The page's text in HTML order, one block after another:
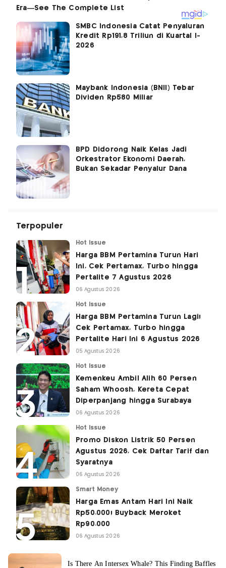
SMBC Indonesia Catat Penyaluran
Kredit Rp191,8 Triliun di Kuartal I-
2026
Maybank Indonesia (BNII) Tebar
Dividen Rp580 Miliar
BPD Didorong Naik Kelas Jadi
Orkestrator Ekonomi Daerah,
Bukan Sekadar Penyalur Dana
Terpopuler
Hot Issue
Harga BBM Pertamina Turun Hari
Ini, Cek Pertamax, Turbo hingga
Pertalite 7 Agustus 2026
06 Agustus 2026
Hot Issue
Harga BBM Pertamina Turun Lagi!
Cek Pertamax, Turbo hingga
Pertalite Hari Ini 6 Agustus 2026
05 Agustus 2026
Hot Issue
Kemenkeu Ambil Alih 60 Persen
Saham Whoosh, Kereta Cepat
Diperpanjang hingga Surabaya
06 Agustus 2026
Hot Issue
Promo Diskon Listrik 50 Persen
Agustus 2026, Cek Daftar Tarif dan
Syaratnya
06 Agustus 2026
Smart Money
Harga Emas Antam Hari Ini Naik
Rp50.000! Buyback Meroket
Rp90.000
06 Agustus 2026